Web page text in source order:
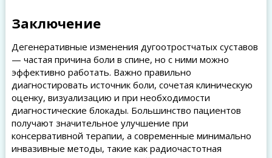
Заключение
Дегенеративные изменения дугоотростчатых суставов
— частая причина боли в спине, но с ними можно
эффективно работать. Важно правильно
диагностировать источник боли, сочетая клиническую
оценку, визуализацию и при необходимости
диагностические блокады. Большинство пациентов
получают значительное улучшение при
консервативной терапии, а современные минимально
инвазивные методы, такие как радиочастотная